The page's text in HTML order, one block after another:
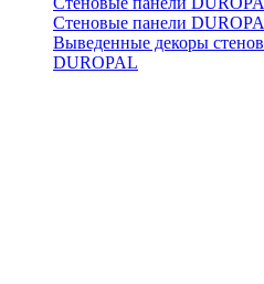
Стеновые панели
Выведенные декоры
DUROPAL